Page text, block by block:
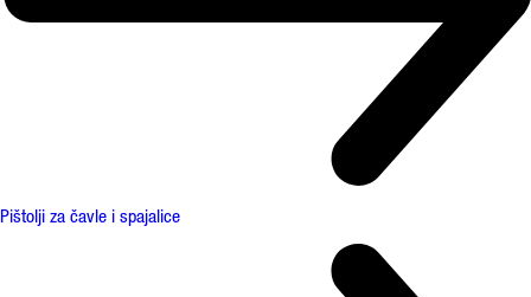
Pištolji za čavle i spajalice